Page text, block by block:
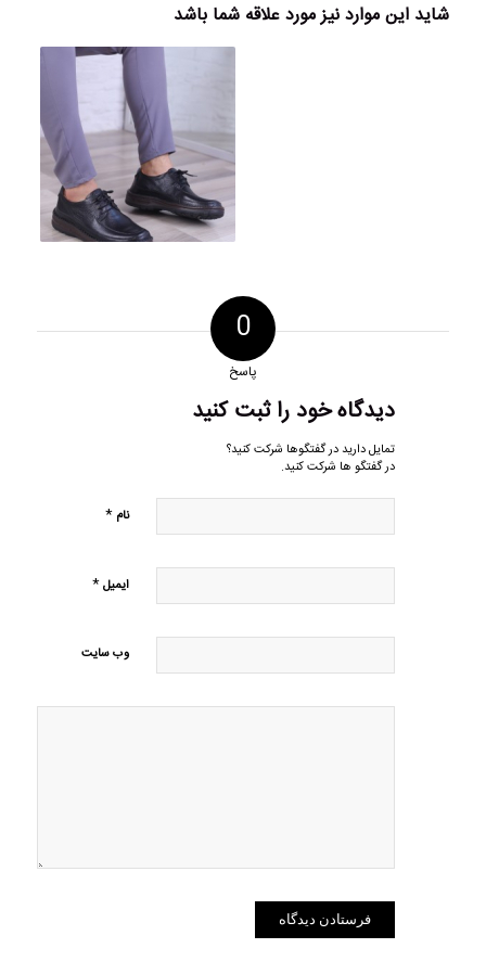
شاید این موارد نیز مورد علاقه شما باشد
0
پاسخ
دیدگاه خود را ثبت کنید
تمایل دارید در گفتگوها شرکت کنید؟
در گفتگو ها شرکت کنید.
نام *
ایمیل*
وب‌ سایت